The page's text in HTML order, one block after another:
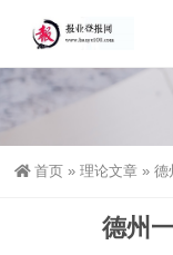
首页 » 理论文章 » 德
德州